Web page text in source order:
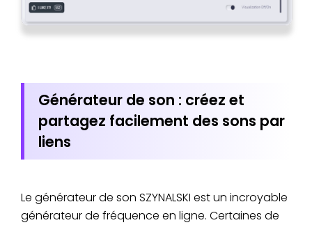
Générateur de son : créez et
partagez facilement des sons par
liens
Le générateur de son SZYNALSKI est un incroyable
générateur de fréquence en ligne. Certaines de